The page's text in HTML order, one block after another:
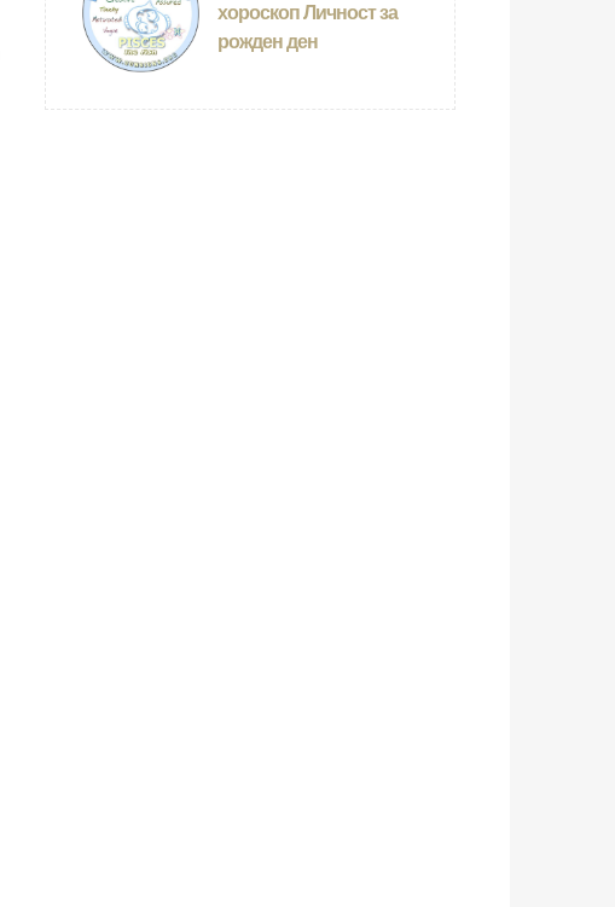
хороскоп Личност за
рожден ден